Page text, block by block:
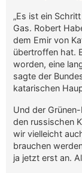
„Es ist ein
Gas. Robert
dem Emir von
übertroffen hat.
worden, eine
sagte der
katarischen
Und der
den russischen
wir vielleicht
brauchen
ja jetzt erst an.